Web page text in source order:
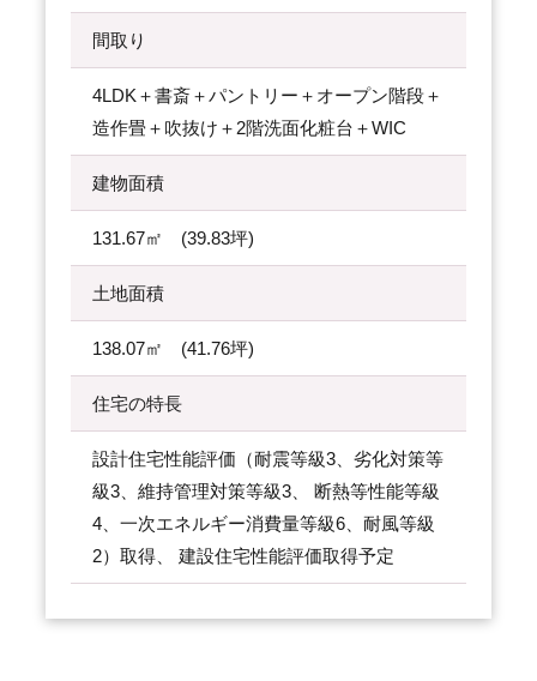
間取り
4LDK＋書斎＋パントリー＋オープン階段＋
造作畳＋吹抜け＋2階洗面化粧台＋WIC
建物面積
131.67㎡ (39.83坪)
土地面積
138.07㎡ (41.76坪)
住宅の特長
設計住宅性能評価（耐震等級3、劣化対策等
級3、維持管理対策等級3、 断熱等性能等級
4、一次エネルギー消費量等級6、耐風等級
2）取得、 建設住宅性能評価取得予定